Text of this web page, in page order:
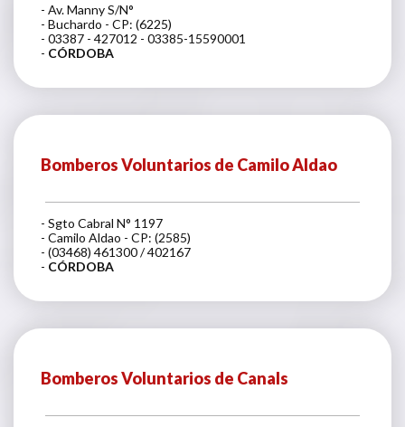
- Av. Manny S/N°
- Buchardo - CP: (6225)
- 03387 - 427012 - 03385-15590001
- CÓRDOBA
Bomberos Voluntarios de Camilo Aldao
- Sgto Cabral N° 1197
- Camilo Aldao - CP: (2585)
- (03468) 461300 / 402167
- CÓRDOBA
Bomberos Voluntarios de Canals